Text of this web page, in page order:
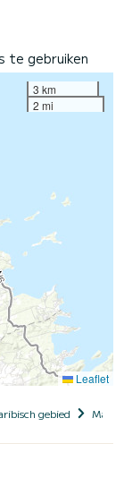
te gebruiken
3 km
2 mi
Leaflet
gebied